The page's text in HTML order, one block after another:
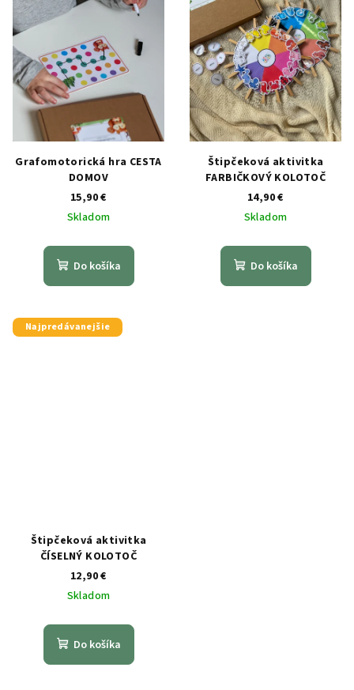
Grafomotorická hra CESTA
DOMOV
15,90 €
Skladom
Do košíka
Štipčeková aktivitka
FARBIČKOVÝ KOLOTOČ
14,90 €
Skladom
Do košíka
Najpredávanejšie
Štipčeková aktivitka
ČÍSELNÝ KOLOTOČ
12,90 €
Skladom
Do košíka